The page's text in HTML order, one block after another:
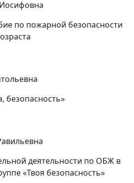
по пожарной безопасности
безопасность»
деятельности по ОБЖ в
«Твоя безопасность»